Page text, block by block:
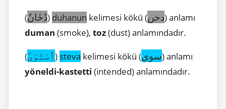
(دُخَانٌ) duhanun kelimesi kökü (دخن) anlamı
duman (smoke), toz(dust) anlamındadır.
(ٱسْتَوَىٰٓ) steva kelimesi kökü (سوي) anlamı
yöneldi-kastetti (intended) anlamındadır.